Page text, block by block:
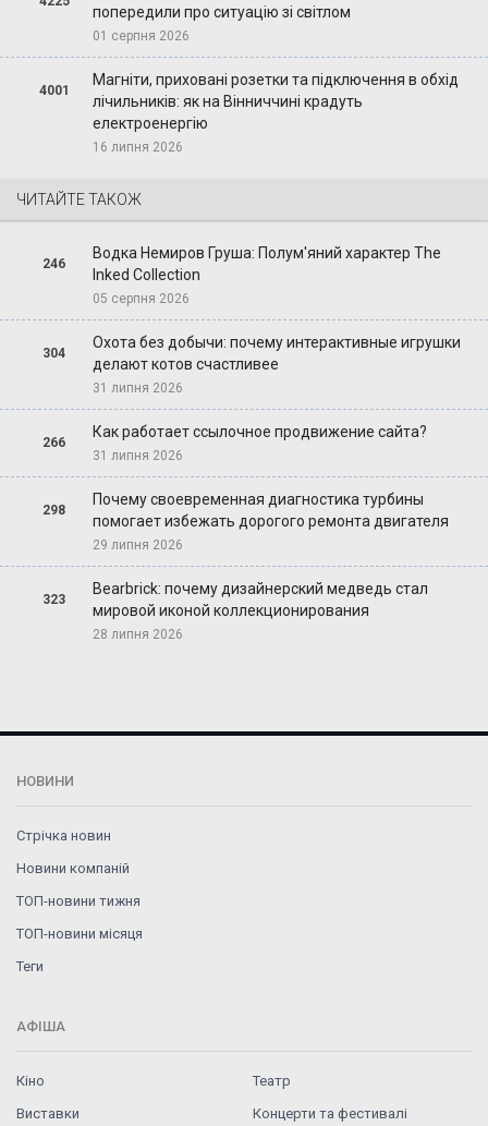
попередили про ситуацію зі світлом
01 серпня 2026
4001
Магніти, приховані розетки та підключення в обхід
лічильників: як на Вінниччині крадуть
електроенергію
16 липня 2026
ЧИТАЙТЕ ТАКОЖ
246
Водка Немиров Груша: Полум'яний характер The
Inked Collection
05 серпня 2026
304
Охота без добычи: почему интерактивные игрушки
делают котов счастливее
31 липня 2026
266
Как работает ссылочное продвижение сайта?
31 липня 2026
298
Почему своевременная диагностика турбины
помогает избежать дорогого ремонта двигателя
29 липня 2026
323
Bearbrick: почему дизайнерский медведь стал
мировой иконой коллекционирования
28 липня 2026
НОВИНИ
Стрічка новин
Новини компаній
ТОП-новини тижня
ТОП-новини місяця
Теги
АФІША
Кіно
Театр
Виставки
Концерти та фестивалі